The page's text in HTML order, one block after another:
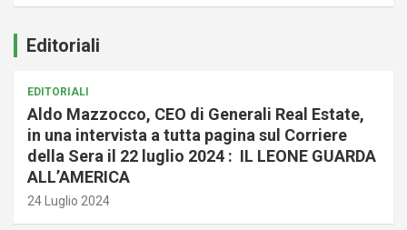
Editoriali
EDITORIALI
Aldo Mazzocco, CEO di Generali Real Estate,
in una intervista a tutta pagina sul Corriere
della Sera il 22 luglio 2024 : IL LEONE GUARDA
ALL’AMERICA
24 Luglio 2024